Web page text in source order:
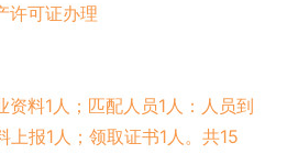
许可证办理
资料1人；匹配人员1人：人员到
上报1人；领取证书1人。共15